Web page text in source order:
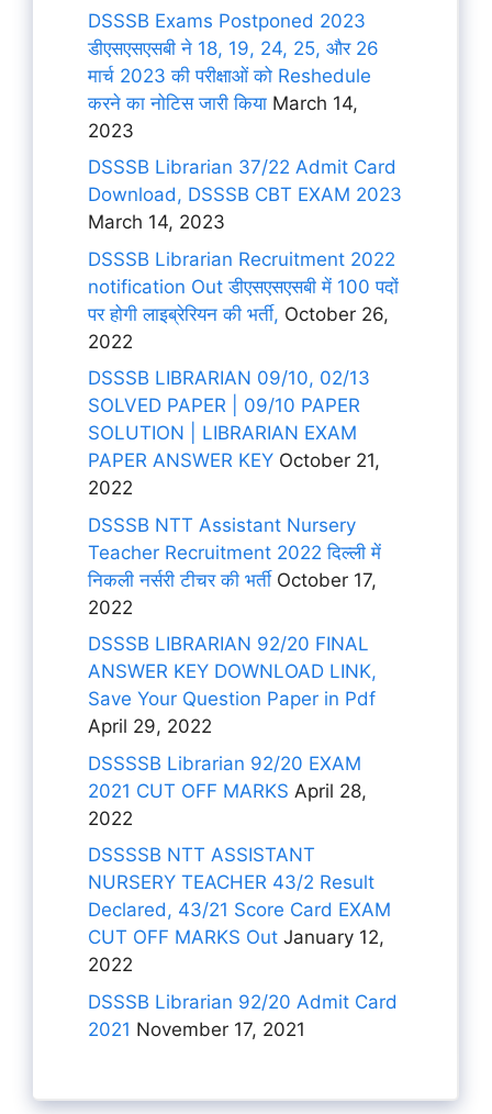
DSSSB Exams Postponed 2023
डीएसएसएसबी ने 18, 19, 24, 25, और 26
मार्च 2023 की परीक्षाओं को Reshedule
करने का नोटिस जारी किया March 14,
2023
DSSSB Librarian 37/22 Admit Card
Download, DSSSB CBT EXAM 2023
March 14, 2023
DSSSB Librarian Recruitment 2022
notification Out डीएसएसएसबी में 100 पदों
पर होगी लाइब्रेरियन की भर्ती, October 26,
2022
DSSSB LIBRARIAN 09/10, 02/13
SOLVED PAPER | 09/10 PAPER
SOLUTION | LIBRARIAN EXAM
PAPER ANSWER KEY October 21,
2022
DSSSB NTT Assistant Nursery
Teacher Recruitment 2022 दिल्ली में
निकली नर्सरी टीचर की भर्ती October 17,
2022
DSSSB LIBRARIAN 92/20 FINAL
ANSWER KEY DOWNLOAD LINK,
Save Your Question Paper in Pdf
April 29, 2022
DSSSSB Librarian 92/20 EXAM
2021 CUT OFF MARKS April 28,
2022
DSSSSB NTT ASSISTANT
NURSERY TEACHER 43/2 Result
Declared, 43/21 Score Card EXAM
CUT OFF MARKS Out January 12,
2022
DSSSB Librarian 92/20 Admit Card
2021 November 17, 2021